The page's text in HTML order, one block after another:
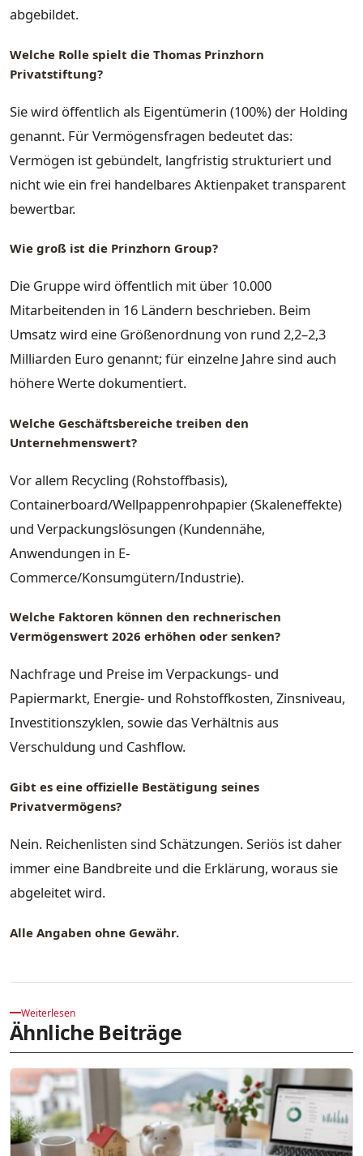
abgebildet.
Welche Rolle spielt die Thomas Prinzhorn
Privatstiftung?
Sie wird öffentlich als Eigentümerin (100%) der Holding
genannt. Für Vermögensfragen bedeutet das:
Vermögen ist gebündelt, langfristig strukturiert und
nicht wie ein frei handelbares Aktienpaket transparent
bewertbar.
Wie groß ist die Prinzhorn Group?
Die Gruppe wird öffentlich mit über 10.000
Mitarbeitenden in 16 Ländern beschrieben. Beim
Umsatz wird eine Größenordnung von rund 2,2–2,3
Milliarden Euro genannt; für einzelne Jahre sind auch
höhere Werte dokumentiert.
Welche Geschäftsbereiche treiben den
Unternehmenswert?
Vor allem Recycling (Rohstoffbasis),
Containerboard/Wellpappenrohpapier (Skaleneffekte)
und Verpackungslösungen (Kundennähe,
Anwendungen in E-
Commerce/Konsumgütern/Industrie).
Welche Faktoren können den rechnerischen
Vermögenswert 2026 erhöhen oder senken?
Nachfrage und Preise im Verpackungs- und
Papiermarkt, Energie- und Rohstoffkosten, Zinsniveau,
Investitionszyklen, sowie das Verhältnis aus
Verschuldung und Cashflow.
Gibt es eine offizielle Bestätigung seines
Privatvermögens?
Nein. Reichenlisten sind Schätzungen. Seriös ist daher
immer eine Bandbreite und die Erklärung, woraus sie
abgeleitet wird.
Alle Angaben ohne Gewähr.
Weiterlesen
Ähnliche Beiträge